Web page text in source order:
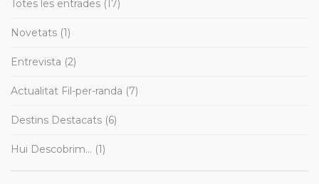
Totes les entrades (17)
Novetats (1)
Entrevista (2)
Actualitat Fil-per-randa (7)
Destins Destacats (6)
Hui Descobrim... (1)